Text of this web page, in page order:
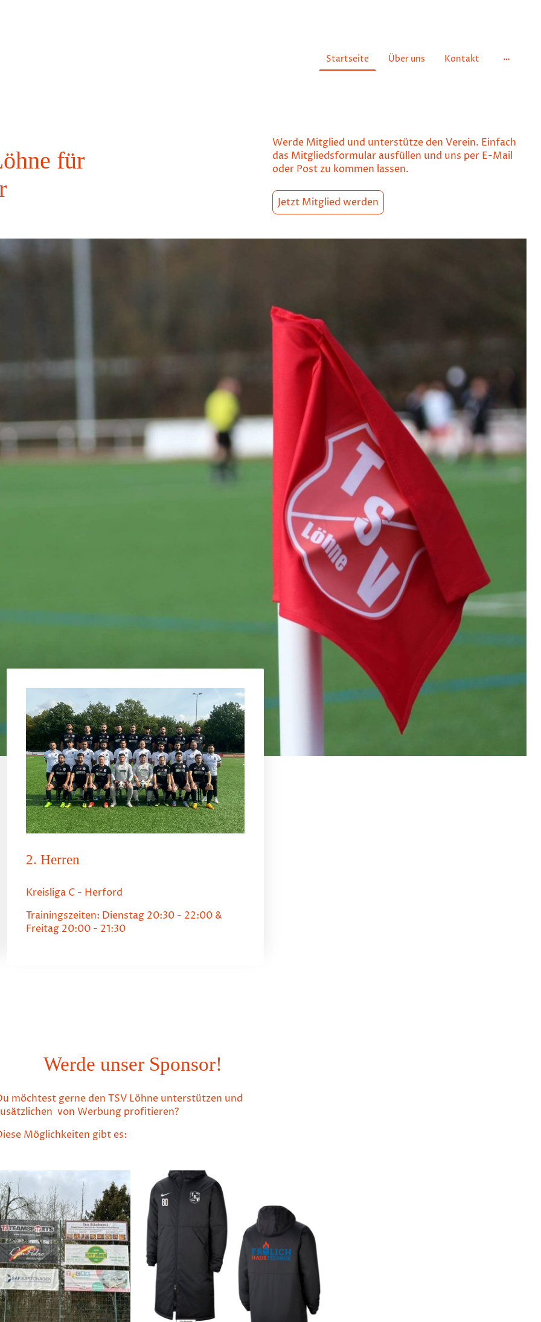
Startseite Über uns Kontakt
für
Werde Mitglied und unterstütze den Verein. Einfach
das Mitgliedsformular ausfüllen und uns per E-Mail
oder Post zu kommen lassen.
Jetzt Mitglied werden
2. Herren
Kreisliga C - Herford
Trainingszeiten: Dienstag 20:30 - 22:00 &
Freitag 20:00 - 21:30
Werde unser Sponsor!
möchtest gerne den TSV Löhne unterstützen und
von Werbung profitieren?
Möglichkeiten gibt es: